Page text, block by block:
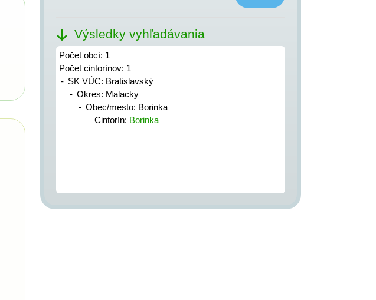
Výsledky vyhľadávania
Počet obcí: 1
Počet cintorínov: 1
SK VÚC: Bratislavský
Okres: Malacky
Obec/mesto: Borinka
Cintorín: Borinka